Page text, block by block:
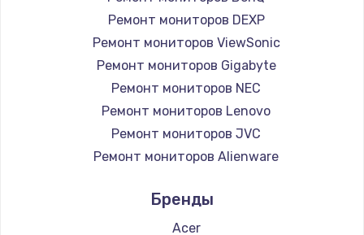
Заказать
Настройка Wi-Fi
1030 руб.
Заказать
Замена шим-контроллера
3900 руб.
Ремонт мониторов DEXP
Ремонт мониторов ViewSonic
Ремонт мониторов Gigabyte
Ремонт мониторов NEC
Ремонт мониторов Lenovo
Ремонт мониторов JVC
Ремонт мониторов Alienware
Ремонт мониторов Thunderobot
Ремонт мониторов Hisense
Бренды
Acer